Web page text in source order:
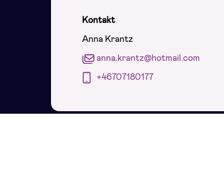
Kontakt
Anna Krantz
anna.krantz@hotmail.com
+46707180177